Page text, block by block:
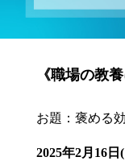
《職場の教
お題：褒める
2025年2月16日